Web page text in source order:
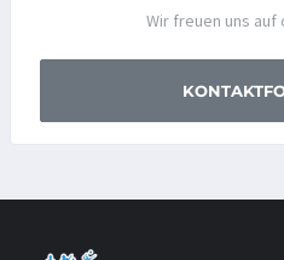
Wir freuen uns auf